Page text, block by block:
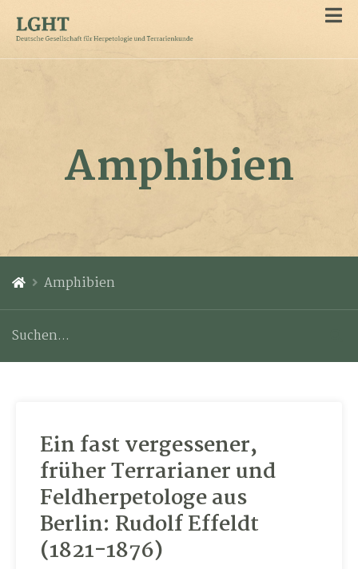
Amphibien
Amphibien
Ein fast vergessener,
früher Terrarianer und
Feldherpetologe aus
Berlin: Rudolf Effeldt
(1821-1876)